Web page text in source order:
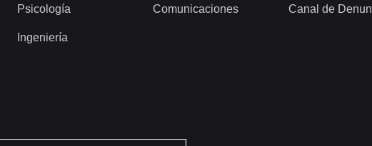
Psicología
Ingeniería
Comunicaciones Canal de